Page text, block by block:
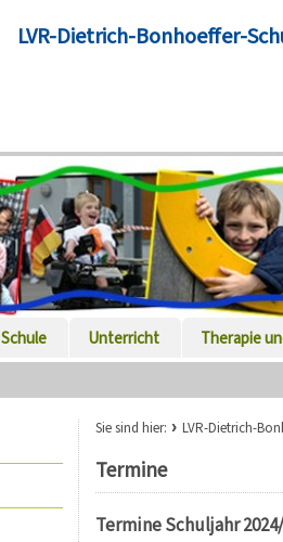
LVR-Dietrich-Bonhoeffer-
Schule Unterricht
Therapie
Sie sind hier: LVR-Dietrich-
Termine
Termine Schuljahr